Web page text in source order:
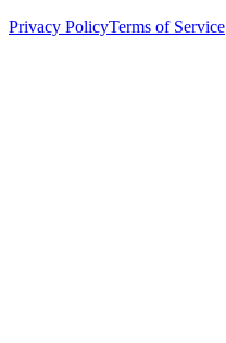
Privacy PolicyTerms of Service